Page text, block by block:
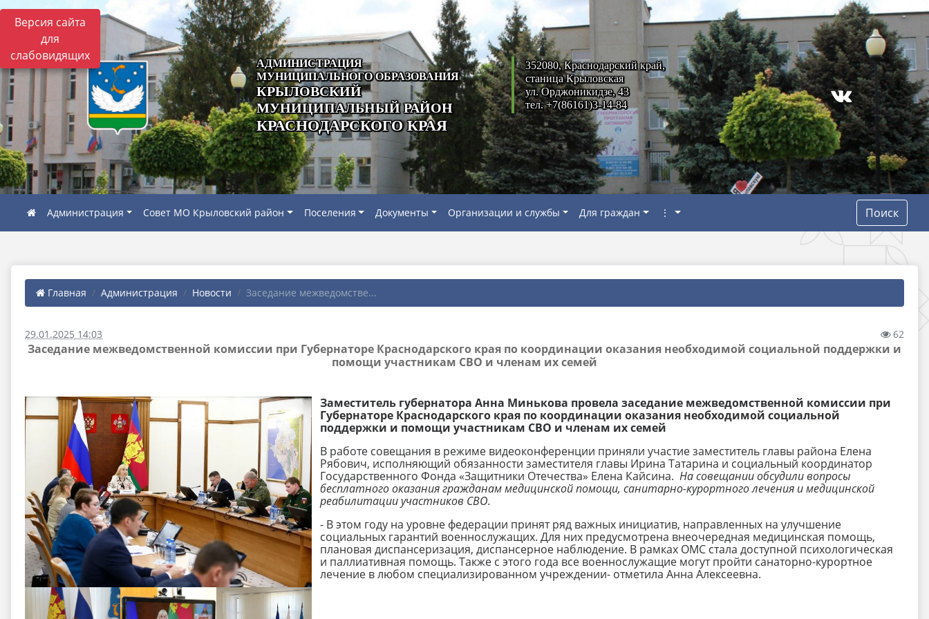
Версия сайта
для
слабовидящих
АДМИНИСТРАЦИЯ
МУНИЦИПАЛЬНОГО ОБРАЗОВАНИЯ
КРЫЛОВСКИЙ
МУНИЦИПАЛЬНЫЙ РАЙОН
КРАСНОДАРСКОГО КРАЯ
352080, Краснодарский край,
станица Крыловская
ул. Орджоникидзе, 43
тел. +7(86161)3-14-84
Администрация Совет МО Крыловский район Поселения Документы Организации и службы Для граждан ⋮ Поиск
Главная Администрация Новости Заседание межведомстве...
29.01.2025 14:03 62
Заседание межведомственной комиссии при Губернаторе Краснодарского края по координации оказания необходимой социальной поддержки и
помощи участникам СВО и членам их семей
Заместитель губернатора Анна Минькова провела заседание межведомственной комиссии при
Губернаторе Краснодарского края по координации оказания необходимой социальной
поддержки и помощи участникам СВО и членам их семей
В работе совещания в режиме видеоконференции приняли участие заместитель главы района Елена
Рябович, исполняющий обязанности заместителя главы Ирина Татарина и социальный координатор
Государственного Фонда «Защитники Отечества» Елена Кайсина. На совещании обсудили вопросы
бесплатного оказания гражданам медицинской помощи, санитарно-курортного лечения и медицинской
реабилитации участников СВО.
- В этом году на уровне федерации принят ряд важных инициатив, направленных на улучшение
социальных гарантий военнослужащих. Для них предусмотрена внеочередная медицинская помощь,
плановая диспансеризация, диспансерное наблюдение. В рамках ОМС стала доступной психологическая
и паллиативная помощь. Также с этого года все военнослужащие могут пройти санаторно-курортное
лечение в любом специализированном учреждении- отметила Анна Алексеевна.